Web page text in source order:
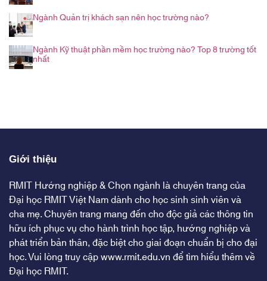
Ngành Quản trị khách sạn nên học trường nào?
Ngành Kỹ thuật phần mềm học trường nào? Top 8 trường tốt
nhất
Giới thiệu
RMIT Hướng nghiệp & Chọn ngành là chuyên trang của
Đại học RMIT Việt Nam dành cho học sinh sinh viên và
cha mẹ. Chuyên trang mang đến cho độc giả các thông tin
hữu ích phục vụ cho hành trình học tập, hướng nghiệp và
phát triển bản thân, đặc biệt cho giai đoạn chuẩn bị cho đại
học. Vui lòng truy cậpwww.rmit.edu.vnđể tìm hiểu thêm về
Đại học RMIT.